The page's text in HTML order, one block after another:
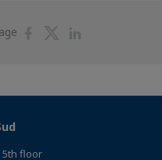
PartagerPartager
5th floor